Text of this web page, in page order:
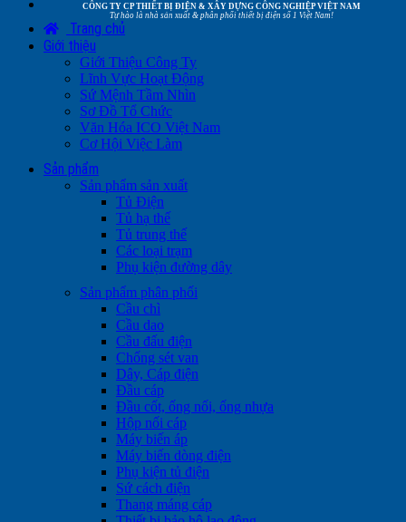
CÔNG TY CP THIẾT BỊ ĐIỆN & XÂY DỰNG CÔNG NGHIỆP VIỆT NAM
Tự hào là nhà sản xuất & phân phối thiết bị điện số 1 Việt Nam!
Trang chủ
Giới thiệu
Giới Thiệu Công Ty
Lĩnh Vực Hoạt Động
Sứ Mệnh Tầm Nhìn
Sơ Đồ Tổ Chức
Văn Hóa ICO Việt Nam
Cơ Hội Việc Làm
Sản phẩm
Sản phẩm sản xuất
Tủ Điện
Tủ hạ thế
Tủ trung thế
Các loại trạm
Phụ kiện đường dây
Sản phẩm phân phối
Cầu chì
Cầu dao
Cầu đấu điện
Chống sét van
Dây, Cáp điện
Đầu cáp
Đầu cốt, ống nối, ống nhựa
Hộp nối cáp
Máy biến áp
Máy biến dòng điện
Phụ kiện tủ điện
Sứ cách điện
Thang máng cáp